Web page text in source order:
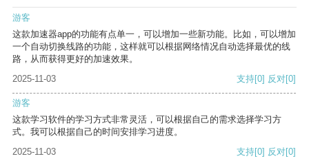
游客
这款加速器app的功能有点单一，可以增加一些新功能。比如，可以增加
一个自动切换线路的功能，这样就可以根据网络情况自动选择最优的线
路，从而获得更好的加速效果。
2025-11-03
支持[0] 反对[0]
游客
这款学习软件的学习方式非常灵活，可以根据自己的需求选择学习方
式。我可以根据自己的时间安排学习进度。
2025-11-03
支持[0] 反对[0]